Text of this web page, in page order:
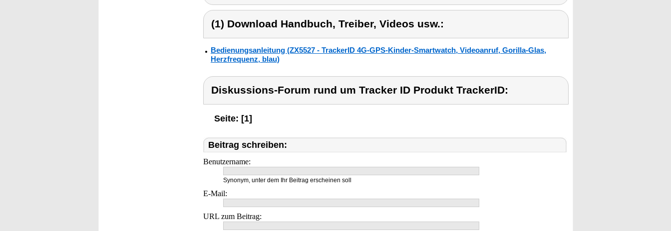
(1) Download Handbuch, Treiber, Videos usw.:
Bedienungsanleitung (ZX5527 - TrackerID 4G-GPS-Kinder-Smartwatch, Videoanruf, Gorilla-Glas,
Herzfrequenz, blau)
Diskussions-Forum rund um Tracker ID Produkt TrackerID:
Seite: [1]
Beitrag schreiben:
Benutzername:
Synonym, unter dem Ihr Beitrag erscheinen soll
E-Mail:
URL zum Beitrag: